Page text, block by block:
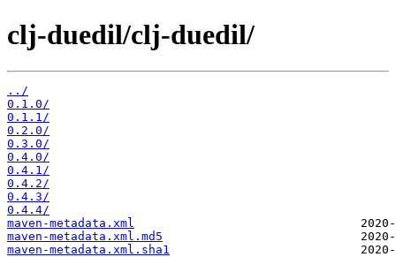
clj-duedil/clj-duedil/
../
0.1.0/
0.1.1/
0.2.0/
0.3.0/
0.4.0/
0.4.1/
0.4.2/
0.4.3/
0.4.4/
maven-metadata.xml
maven-metadata.xml.md5
maven-metadata.xml.sha1